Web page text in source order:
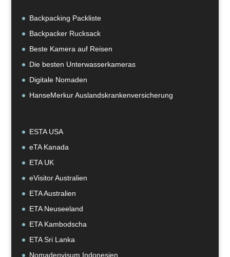
Backpacking Packliste
Backpacker Rucksack
Beste Kamera auf Reisen
Die besten Unterwasserkameras
Digitale Nomaden
HanseMerkur Auslandskrankenversicherung
ESTA USA
eTA Kanada
ETA UK
eVisitor Australien
ETA Australien
ETA Neuseeland
ETA Kambodscha
ETA Sri Lanka
Nomadenvisum Indonesien